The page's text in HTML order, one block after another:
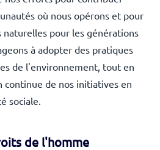
où nous opérons et pour
naturelles pour les générations
à adopter des pratiques
de l'environnement, tout en
de nos initiatives en
sociale.
de l'homme